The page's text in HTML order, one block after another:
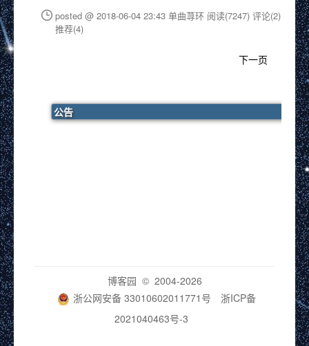
posted @ 2018-06-04 23:43 单曲荨环 阅读(7247) 评论(2)
推荐(4)
下一页
公告
博客园 © 2004-2026
浙公网安备 33010602011771号
浙ICP备
2021040463号-3